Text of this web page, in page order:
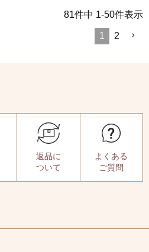
81件中 1-50件表示
1 2
返品に
ついて
よくある
ご質問